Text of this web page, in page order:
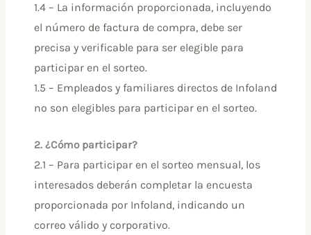
1.4 – La información proporcionada, incluyendo
el número de factura de compra, debe ser
precisa y verificable para ser elegible para
participar en el sorteo.
1.5 – Empleados y familiares directos de Infoland
no son elegibles para participar en el sorteo.
2. ¿Cómo participar?
2.1 – Para participar en el sorteo mensual, los
interesados deberán completar la encuesta
proporcionada por Infoland, indicando un
correo válido y corporativo.